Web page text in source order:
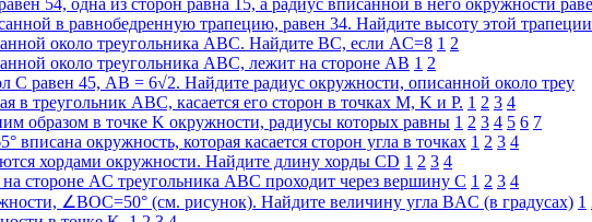
54, одна из сторон равна 15, а радиус вписанной в него окружности
в равнобедренную трапецию, равен 34. Найдите высоту этой
около треугольника ABC. Найдите BC, если AC=8 1 2
около треугольника ABC, лежит на стороне AB 1 2
С равен 45, АВ = 6√2. Найдите радиус окружности, описанной около треу
в треугольник ABC, касается его сторон в точках M, K и P. 1 2 3 4
образом в точке K окружности, радиусы которых равны 1 2 3 4 5 6 7
вписана окружность, которая касается сторон угла в точках 1 2 3 4
хордами окружности. Найдите длину хорды CD 1 2 3 4
стороне AC треугольника ABC проходит через вершину C 1 2 3 4
∠BOC=50° (см. рисунок). Найдите величину угла BAC (в градусах) 1